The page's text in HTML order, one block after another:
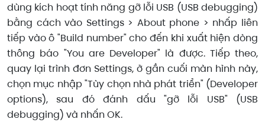
dùng kích hoạt tính năng gỡ lỗi USB (USB debugging)
bằng cách vào Settings > About phone > nhấp liên
tiếp vào ô "Build number" cho đến khi xuất hiện dòng
thông báo "You are Developer" là được. Tiếp theo,
quay lại trình đơn Settings, ở gần cuối màn hình này,
chọn mục nhập "Tùy chọn nhà phát triển" (Developer
options), sau đó đánh dấu "gỡ lỗi USB" (USB
debugging) và nhấn OK.